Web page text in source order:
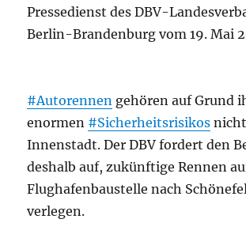
Pressedienst des DBV-
Berlin-Brandenburg vom 19. Mai
#Autorennen gehören auf Grund
enormen #Sicherheitsrisikos
Innenstadt. Der DBV fordert den
deshalb auf, zukünftige Rennen
Flughafenbaustelle nach
verlegen.